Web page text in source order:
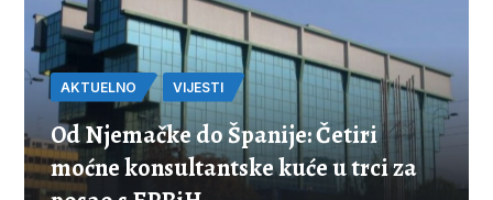
AKTUELNO VIJESTI
Od Njemačke do Španije: Četiri
moćne konsultantske kuće u trci za